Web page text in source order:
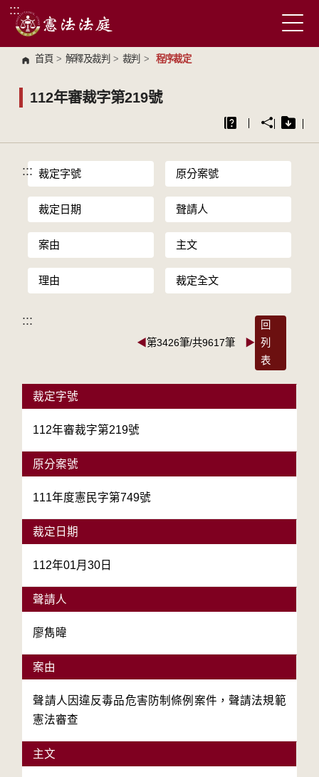
跳到主要內容區塊
:::
首頁 > 解釋及裁判 > 裁判 > 程序裁定
112年審裁字第219號
::: 裁定字號 原分案號
裁定日期 聲請人
案由 主文
理由 裁定全文
:::
◀第3426筆/共9617筆 ▶
回
列
表
裁定字號
112年審裁字第219號
原分案號
111年度憲民字第749號
裁定日期
112年01月30日
聲請人
廖雋暐
案由
聲請人因違反毒品危害防制條例案件，聲請法規範
憲法審查
主文